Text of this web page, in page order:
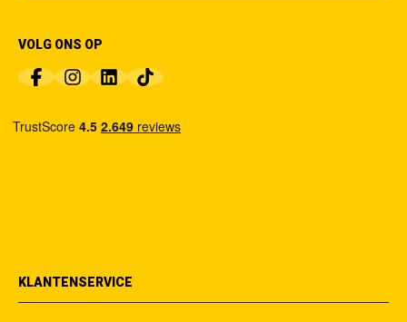
VOLG ONS OP
KLANTENSERVICE